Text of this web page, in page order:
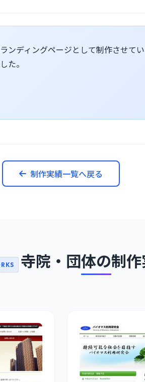
ンディングページとして制作させて
た。
制作実績一覧へ戻る
寺院・団体の制